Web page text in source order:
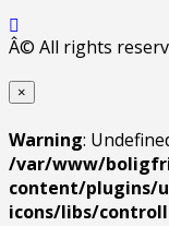
Â© All rights
×
Warning:
/var/www/
content/plugins/
icons/libs/